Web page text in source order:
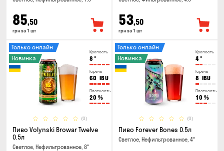
85,50
грн за 1 шт
53,50
грн за 1 шт
Крепость
8 °
Горечь
60 IBU
Плотность
20 %
(0)
Только онлайн
Новинка
Пиво Volynski Browar Twelve
0.5л
Светлое, Нефильтрованное, 8°
Крепость
4°
Горечь
8 IBU
Плотность
10 %
(0)
Только онлайн
Новинка
Пиво Forever Bones 0.5л
Светлое, Нефильтрованное, 4°